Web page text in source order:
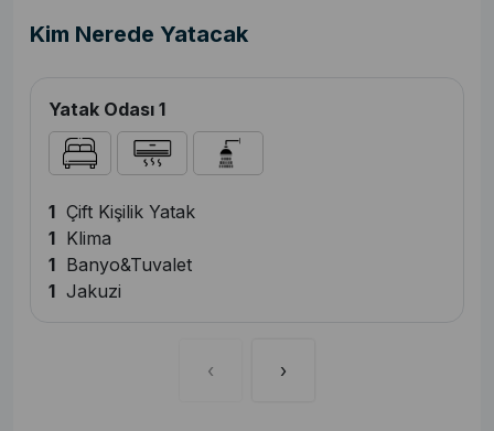
Kim Nerede Yatacak
Yatak Odası 1
1 Çift Kişilik Yatak
1 Klima
1 Banyo&Tuvalet
1 Jakuzi
‹ ›